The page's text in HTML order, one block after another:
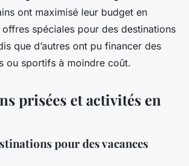
ont maximisé leur budget en
spéciales pour des destinations
que d’autres ont pu financer des
ou sportifs à moindre coût.
prisées et activités en
pour des vacances